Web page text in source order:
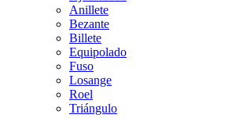
Anillete
Bezante
Billete
Equipolado
Fuso
Losange
Roel
Triángulo